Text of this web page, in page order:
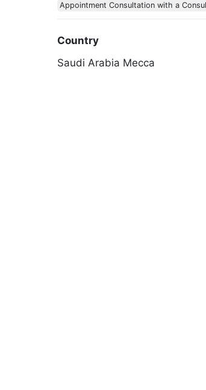
Appointment Consultation with a
Country
Saudi Arabia Mecca